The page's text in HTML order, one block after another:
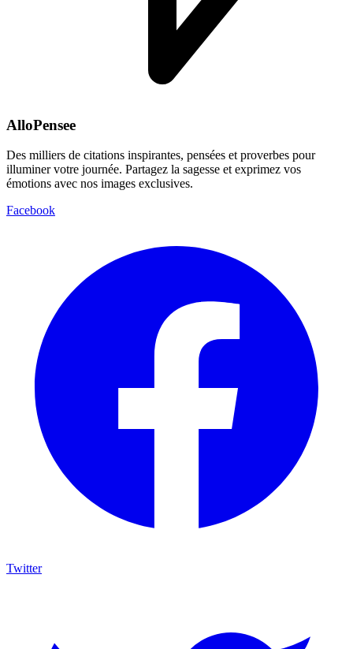
AlloPensee
Des milliers de citations inspirantes, pensées et proverbes pour
illuminer votre journée. Partagez la sagesse et exprimez vos
émotions avec nos images exclusives.
Facebook
Twitter